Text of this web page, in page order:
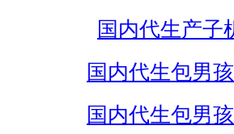
国内代生产子
国内代生包男
国内代生包男